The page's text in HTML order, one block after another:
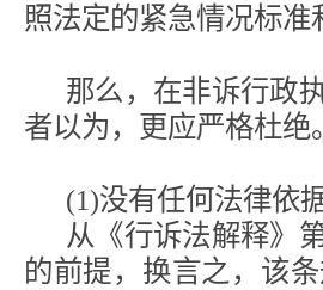
照法定的紧急情况标
那么，在非诉行政
者以为，更应严格杜绝
(1)没有任何法律依
从《行诉法解释》
的前提，换言之，该